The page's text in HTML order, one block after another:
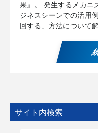
果』。 発生するメカニ
ジネスシーンでの活用
回する」方法について
サイト内検索